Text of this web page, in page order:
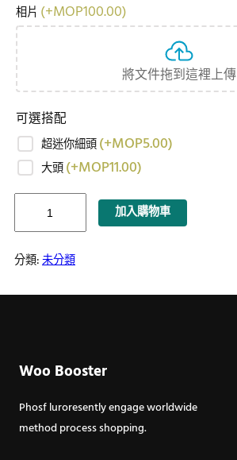
相片 (+MOP100.00)
將文件拖到這裡上傳
可選搭配
超迷你細頭(+MOP5.00)
大頭(+MOP11.00)
數
加入購物車
分類:未分類
Woo Booster
Phosf luroresently engage worldwide
method process shopping.